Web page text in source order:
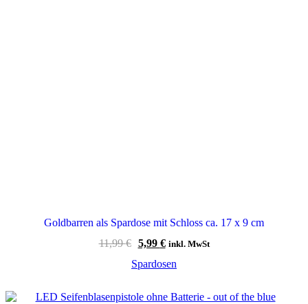
Goldbarren als Spardose mit Schloss ca. 17 x 9 cm
11,99€
Ursprünglicher
war:
5,99 €Aktueller
ist:
inkl. MwSt
Spardosen